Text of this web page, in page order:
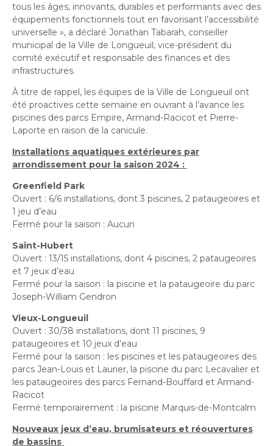
tous les âges, innovants, durables et performants avec des
équipements fonctionnels tout en favorisant l’accessibilité
universelle », a déclaré Jonathan Tabarah, conseiller
municipal de la Ville de Longueuil, vice-président du
comité exécutif et responsable des finances et des
infrastructures.
À titre de rappel, les équipes de la Ville de Longueuil ont
été proactives cette semaine en ouvrant à l’avance les
piscines des parcs Empire, Armand-Racicot et Pierre-
Laporte en raison de la canicule.
Installations aquatiques extérieures par
arrondissement pour la saison 2024 :
Greenfield Park
Ouvert : 6/6 installations, dont 3 piscines, 2 pataugeoires et
1 jeu d’eau
Fermé pour la saison : Aucun
Saint-Hubert
Ouvert : 13/15 installations, dont 4 piscines, 2 pataugeoires
et 7 jeux d’eau
Fermé pour la saison : la piscine et la pataugeoire du parc
Joseph-William Gendron
Vieux-Longueuil
Ouvert : 30/38 installations, dont 11 piscines, 9
pataugeoires et 10 jeux d’eau
Fermé pour la saison : les piscines et les pataugeoires des
parcs Jean-Louis et Laurier, la piscine du parc Lecavalier et
les pataugeoires des parcs Fernand-Bouffard et Armand-
Racicot
Fermé temporairement : la piscine Marquis-de-Montcalm
Nouveaux jeux d’eau, brumisateurs et réouvertures
de bassins